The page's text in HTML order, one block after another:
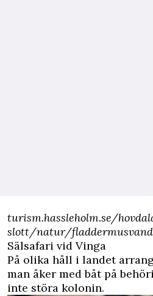
turism.hassleholm.se/
slott/natur/
Sälsafari vid Vinga
På olika håll i landet
man åker med båt på
inte störa kolonin.